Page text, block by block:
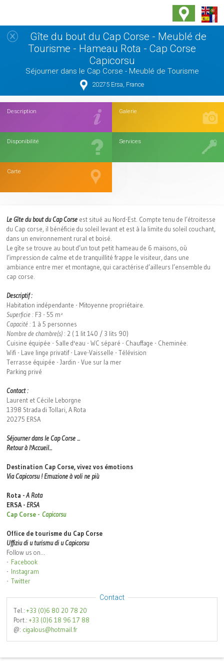
Gîte du bout du Cap Corse - Meublé de
Tourisme - Hameau Rota - Cap Corse
Capicorsu
Séjourner dans le Cap Corse - Meublé de Tourisme
20275 Ersa, France
Description Galerie
Disponibilité Services
Carte
Le Gîte du bout du Cap Corse est situé au Nord-Est. Compte tenu de l’étroitesse
du Cap corse, il bénéficie du soleil levant et est à la limite du soleil couchant,
dans un environnement rural et boisé.
Le gîte se trouve au bout d’un tout petit hameau de 6 maisons, où
l’impression de calme et de tranquillité frappe le visiteur, dans une
ambiance entre mer et montagne, qui caractérise d’ailleurs l’ensemble du
cap corse.
Descriptif :
Habitation indépendante - Mitoyenne propriétaire.
Superficie :F3 - 55 m²
Capacité :1 à 5 personnes
Nombre de chambre(s): 2 ( 1 lit 140 / 3 lits 90)
Cuisine équipée - Salle d'eau - WC séparé - Chauffage - Cheminée.
Wifi - Lave linge privatif - Lave-Vaisselle - Télévision
Terrasse équipée - Jardin - Vue sur la mer
Parking privé
Contact :
Laurent et Cécile Leborgne
1398 Strada di Tollari, A Rota
20275 ERSA
Séjourner dans le Cap Corse ...
Retour à l'Accueil...
Destination Cap Corse, vivez vos émotions
Via Capicorsu ! Emuzione à voli ne più
Rota - A Rota
ERSA - ERSA
Cap Corse - Capicorsu
Office de tourisme du Cap Corse
Uffiziu di u turismu di u Capicorsu
Follow us on...
- Facebook
-
Instagram
- Twitter
Contact
Tel.: +33 (0)6 80 20 78 20
Port.: +33 (0)6 18 96 17 88
@: cigalous@hotmail.fr